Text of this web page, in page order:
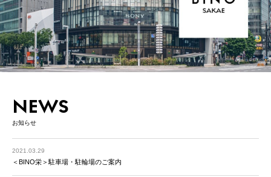
NEWS
お知らせ
2021.03.29
＜BINO栄＞駐車場・駐輪場のご案内